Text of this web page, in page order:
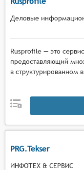
Деловые
Rusprofile — это
предоставляющий
в структурированном
PRG.Tekser
ИНФОТЕХ & СЕРВИС